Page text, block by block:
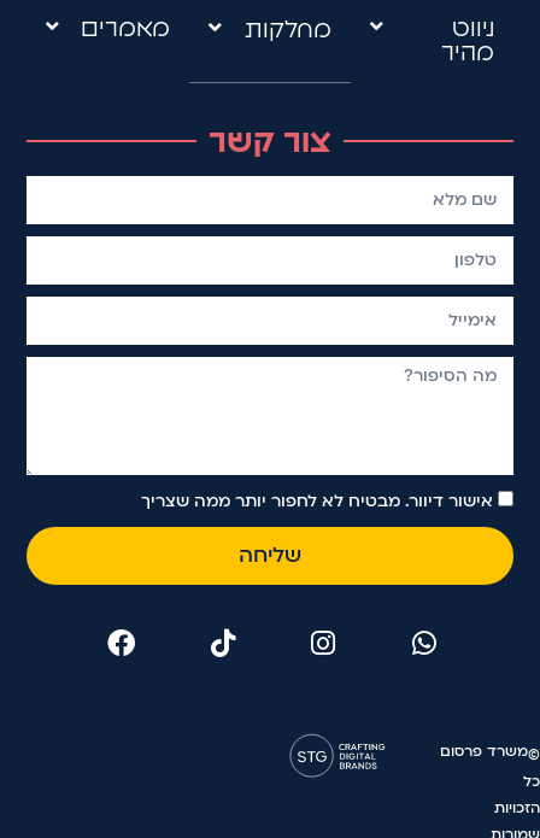
ניווט
מהיר
מחלקות מאמרים
צור קשר
אישור דיוור. מבטיח לא לחפור יותר ממה שצריך
שליחה
©
כל
הזכויות
משרד פרסום